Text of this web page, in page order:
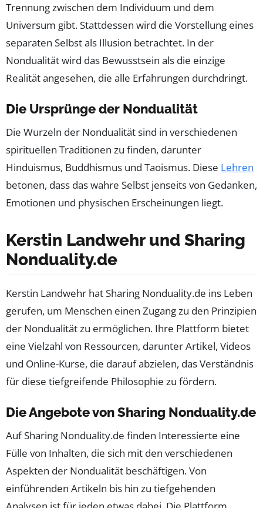
Trennung zwischen dem Individuum und dem
Universum gibt. Stattdessen wird die Vorstellung eines
separaten Selbst als Illusion betrachtet. In der
Nondualität wird das Bewusstsein als die einzige
Realität angesehen, die alle Erfahrungen durchdringt.
Die Ursprünge der Nondualität
Die Wurzeln der Nondualität sind in verschiedenen
spirituellen Traditionen zu finden, darunter
Hinduismus, Buddhismus und Taoismus. Diese Lehren
betonen, dass das wahre Selbst jenseits von Gedanken,
Emotionen und physischen Erscheinungen liegt.
Kerstin Landwehr und Sharing
Nonduality.de
Kerstin Landwehr hat Sharing Nonduality.de ins Leben
gerufen, um Menschen einen Zugang zu den Prinzipien
der Nondualität zu ermöglichen. Ihre Plattform bietet
eine Vielzahl von Ressourcen, darunter Artikel, Videos
und Online-Kurse, die darauf abzielen, das Verständnis
für diese tiefgreifende Philosophie zu fördern.
Die Angebote von Sharing Nonduality.de
Auf Sharing Nonduality.de finden Interessierte eine
Fülle von Inhalten, die sich mit den verschiedenen
Aspekten der Nondualität beschäftigen. Von
einführenden Artikeln bis hin zu tiefgehenden